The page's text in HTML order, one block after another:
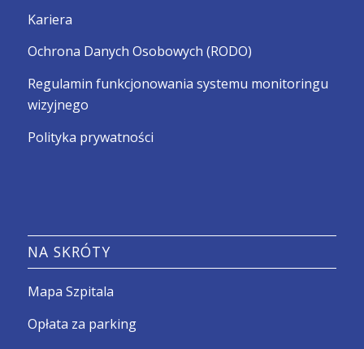
Kariera
Ochrona Danych Osobowych (RODO)
Regulamin funkcjonowania systemu monitoringu
wizyjnego
Polityka prywatności
NA SKRÓTY
Mapa Szpitala
Opłata za parking